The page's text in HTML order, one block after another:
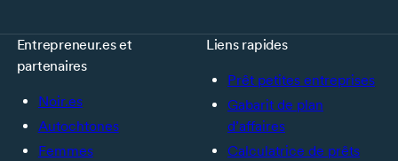
Entrepreneur.es et
partenaires
Noir.es
Autochtones
Femmes
Liens rapides
Prêt petites entreprises
Gabarit de plan
d’affaires
Calculatrice de prêts